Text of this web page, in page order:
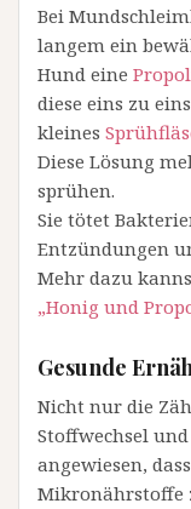
Bei
langem ein
Hund eine
diese eins zu
kleines
Diese Lösung
sprühen.
Sie tötet
Entzündungen
Mehr dazu
„Honig und
Gesunde
Nicht nur die
Stoffwechsel
angewiesen,
Mikronährstoffe